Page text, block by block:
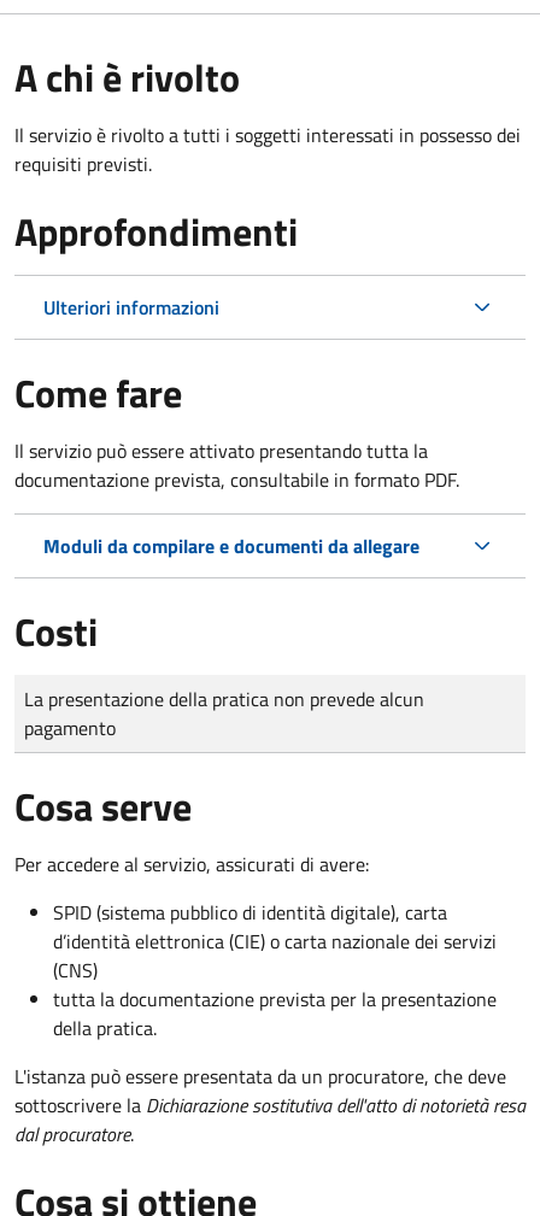
A chi è rivolto
Il servizio è rivolto a tutti i soggetti interessati in possesso dei
requisiti previsti.
Approfondimenti
Ulteriori informazioni
Come fare
Il servizio può essere attivato presentando tutta la
documentazione prevista, consultabile in formato PDF.
Moduli da compilare e documenti da allegare
Costi
Tipo di pagamento
Importo
La presentazione della pratica non prevede alcun
pagamento
Cosa serve
Per accedere al servizio, assicurati di avere:
SPID (sistema pubblico di identità digitale), carta
d’identità elettronica (CIE) o carta nazionale dei servizi
(CNS)
tutta la documentazione prevista per la presentazione
della pratica.
L'istanza può essere presentata da un procuratore, che deve
sottoscrivere la Dichiarazione sostitutiva dell'atto di notorietà resa
dal procuratore.
Cosa si ottiene